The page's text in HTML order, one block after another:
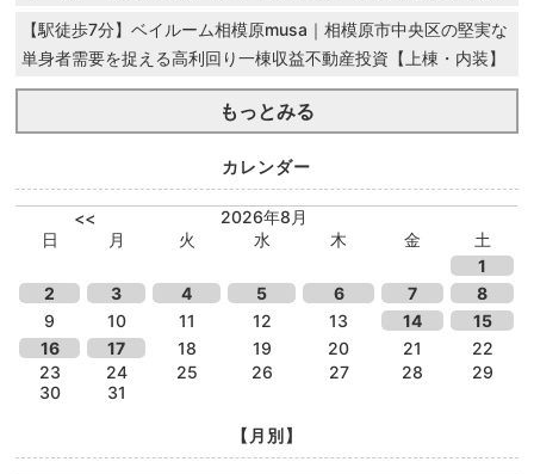
【駅徒歩7分】ベイルーム相模原musa｜相模原市中央区の堅実な
単身者需要を捉える高利回り一棟収益不動産投資【上棟・内装】
もっとみる
カレンダー
<<
2026年8月
日
月 火 水 木 金
土
1
2
3 4 5 6 7
8
9
10 11 12 13 14
15
16
17 18 19 20 21
22
23
24 25 26 27 28
29
30
31
【月別】